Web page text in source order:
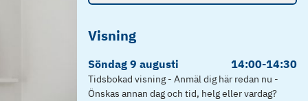
Visning
Söndag 9 augusti 14:00-14:30
Tidsbokad visning - Anmäl dig här redan nu -
Önskas annan dag och tid, helg eller vardag?